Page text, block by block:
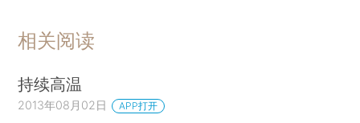
相关阅读
持续高温
2013年08月02日 APP打开